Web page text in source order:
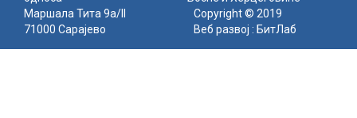
Маршала Тита 9а/II
71000 Сарајево
Copyright © 2019
Веб развој : БитЛаб